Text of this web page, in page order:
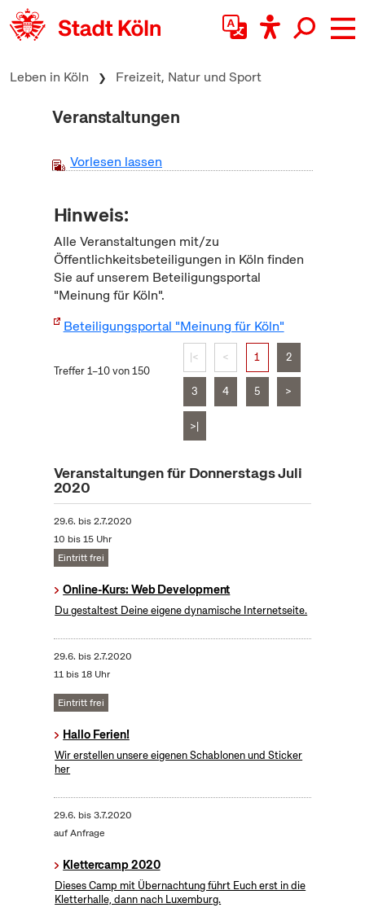
zum Inhalt springen
Leben in Köln Freizeit, Natur und Sport
Veranstaltungen
Vorlesen lassen
Hinweis:
Alle Veranstaltungen mit/zu
Öffentlichkeitsbeteiligungen in Köln finden
Sie auf unserem Beteiligungsportal
"Meinung für Köln".
Beteiligungsportal "Meinung für Köln"
Treffer 1–10 von 150
|< < 1 2
3 4 5 >
>|
Veranstaltungen für Donnerstags Juli
2020
29.6. bis2.7.2020
10 bis 15 Uhr
Eintritt frei
Online-Kurs: Web Development
Du gestaltest Deine eigene dynamische Internetseite.
29.6. bis2.7.2020
11 bis 18 Uhr
Eintritt frei
Hallo Ferien!
Wir erstellen unsere eigenen Schablonen und Sticker
her
29.6. bis3.7.2020
auf Anfrage
Klettercamp 2020
Dieses Camp mit Übernachtung führt Euch erst in die
Kletterhalle, dann nach Luxemburg.